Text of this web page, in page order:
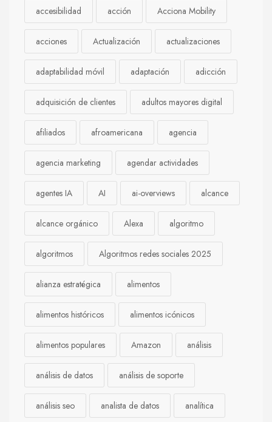
accesibilidad acción Acciona Mobility
acciones Actualización actualizaciones
adaptabilidad móvil adaptación adicción
adquisición de clientes adultos mayores digital
afiliados afroamericana agencia
agencia marketing agendar actividades
agentes IA AI ai-overviews alcance
alcance orgánico Alexa algoritmo
algoritmos Algoritmos redes sociales 2025
alianza estratégica alimentos
alimentos históricos alimentos icónicos
alimentos populares Amazon análisis
análisis de datos análisis de soporte
análisis seo analista de datos analítica